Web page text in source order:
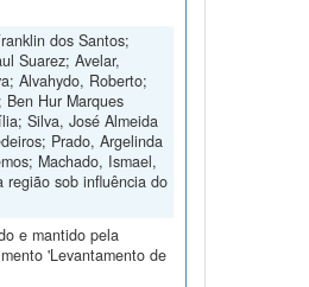
dos Santos;
Suarez; Avelar,
Alvahydo, Roberto;
Hur Marques
Silva, José Almeida
Prado, Argelinda
Machado, Ismael,
região sob influência do
e mantido pela
'Levantamento de